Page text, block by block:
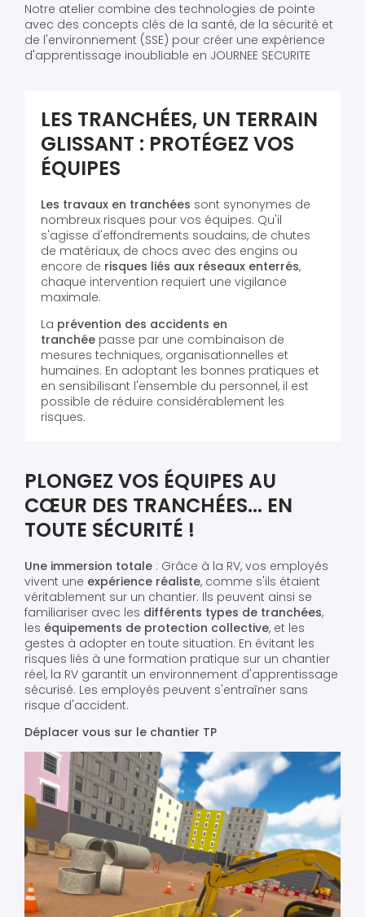
Notre atelier combine des technologies de pointe
avec des concepts clés de la santé, de la sécurité et
de l'environnement (SSE) pour créer une expérience
d'apprentissage inoubliable en JOURNEE SECURITE
LES TRANCHÉES, UN TERRAIN
GLISSANT : PROTÉGEZ VOS
ÉQUIPES
Les travaux en tranchées sont synonymes de
nombreux risques pour vos équipes. Qu'il
s'agisse d'effondrements soudains, de chutes
de matériaux, de chocs avec des engins ou
encore de risques liés aux réseaux enterrés,
chaque intervention requiert une vigilance
maximale.
La prévention des accidents en
tranchée passe par une combinaison de
mesures techniques, organisationnelles et
humaines. En adoptant les bonnes pratiques et
en sensibilisant l'ensemble du personnel, il est
possible de réduire considérablement les
risques.
PLONGEZ VOS ÉQUIPES AU
CŒUR DES TRANCHÉES... EN
TOUTE SÉCURITÉ !
Une immersion totale : Grâce à la RV, vos employés
vivent une expérience réaliste, comme s'ils étaient
véritablement sur un chantier. Ils peuvent ainsi se
familiariser avec les différents types de tranchées,
les équipements de protection collective, et les
gestes à adopter en toute situation. En évitant les
risques liés à une formation pratique sur un chantier
réel, la RV garantit un environnement d'apprentissage
sécurisé. Les employés peuvent s'entraîner sans
risque d'accident.
Déplacer vous sur le chantier TP